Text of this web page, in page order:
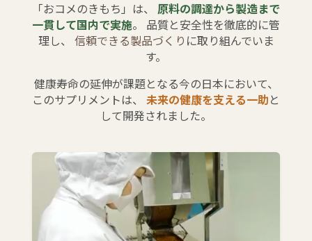
「おコメのきもち」は、 原料の調達から製造まで
一貫して国内で実施。 品質と安全性を徹底的に管
理し、 信頼できる製品づくり に取り組んでいま
す。
健康寿命の延伸が課題となる今の日本において、
このサプリメントは、 未来の健康を支える一助と
して開発されました。